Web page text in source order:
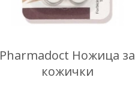
Pharmadoct Ножица за
кожички